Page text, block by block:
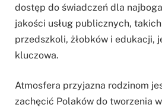
dostęp do świadczeń dla
jakości usług publicznych,
przedszkoli, żłobków i edukacji,
kluczowa.
Atmosfera przyjazna rodzinom
zachęcić Polaków do tworzenia